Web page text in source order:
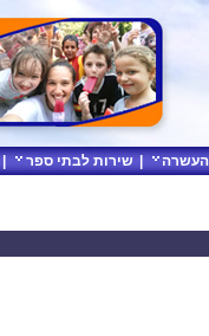
העשרה שירות לבתי ספר